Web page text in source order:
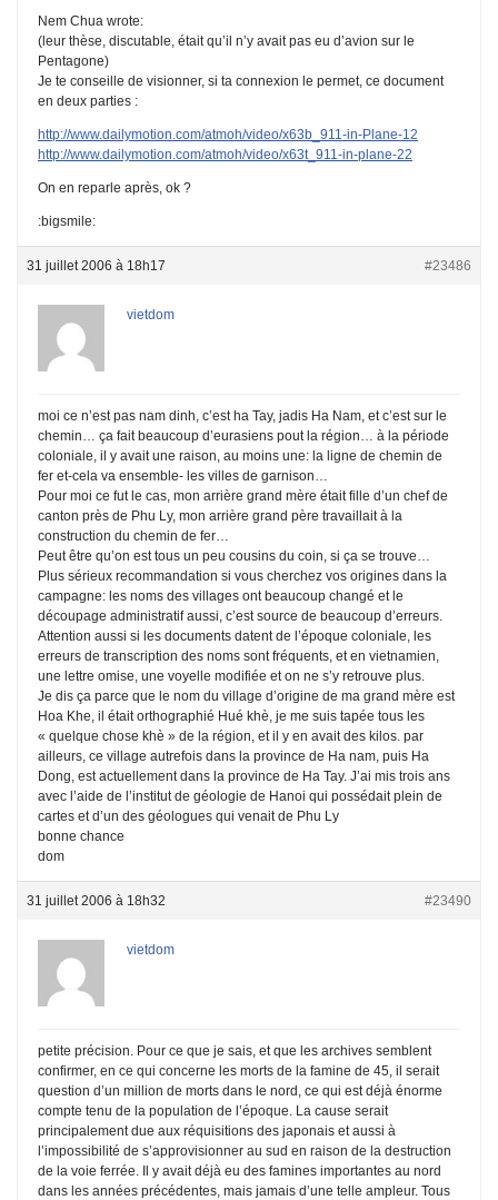
Nem Chua wrote:
(leur thèse, discutable, était qu’il n’y avait pas eu d’avion sur le
Pentagone)
Je te conseille de visionner, si ta connexion le permet, ce document
en deux parties :
http://www.dailymotion.com/atmoh/video/x63b_911-in-Plane-12
http://www.dailymotion.com/atmoh/video/x63t_911-in-plane-22
On en reparle après, ok ?
:bigsmile:
31 juillet 2006 à 18h17 #23486
vietdom
moi ce n’est pas nam dinh, c’est ha Tay, jadis Ha Nam, et c’est sur le
chemin… ça fait beaucoup d’eurasiens pout la région… à la période
coloniale, il y avait une raison, au moins une: la ligne de chemin de
fer et-cela va ensemble- les villes de garnison…
Pour moi ce fut le cas, mon arrière grand mère était fille d’un chef de
canton près de Phu Ly, mon arrière grand père travaillait à la
construction du chemin de fer…
Peut être qu’on est tous un peu cousins du coin, si ça se trouve…
Plus sérieux recommandation si vous cherchez vos origines dans la
campagne: les noms des villages ont beaucoup changé et le
découpage administratif aussi, c’est source de beaucoup d’erreurs.
Attention aussi si les documents datent de l’époque coloniale, les
erreurs de transcription des noms sont fréquents, et en vietnamien,
une lettre omise, une voyelle modifiée et on ne s’y retrouve plus.
Je dis ça parce que le nom du village d’origine de ma grand mère est
Hoa Khe, il était orthographié Hué khè, je me suis tapée tous les
« quelque chose khè » de la région, et il y en avait des kilos. par
ailleurs, ce village autrefois dans la province de Ha nam, puis Ha
Dong, est actuellement dans la province de Ha Tay. J’ai mis trois ans
avec l’aide de l’institut de géologie de Hanoi qui possédait plein de
cartes et d’un des géologues qui venait de Phu Ly
bonne chance
dom
31 juillet 2006 à 18h32 #23490
vietdom
petite précision. Pour ce que je sais, et que les archives semblent
confirmer, en ce qui concerne les morts de la famine de 45, il serait
question d’un million de morts dans le nord, ce qui est déjà énorme
compte tenu de la population de l’époque. La cause serait
principalement due aux réquisitions des japonais et aussi à
l’impossibilité de s’approvisionner au sud en raison de la destruction
de la voie ferrée. Il y avait déjà eu des famines importantes au nord
dans les années précédentes, mais jamais d’une telle ampleur. Tous